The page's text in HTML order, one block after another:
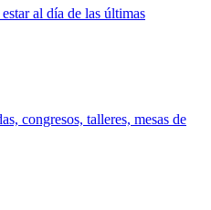
al día de las últimas
congresos, talleres, mesas de